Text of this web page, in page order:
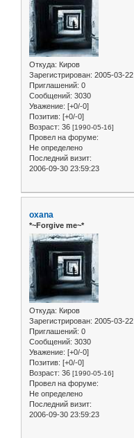
Откуда: Киров
Зарегистрирован: 2005-03-22
Приглашений: 0
Сообщений: 3030
Уважение: [+0/-0]
Позитив: [+0/-0]
Возраст: 36 [1990-05-16]
Провел на форуме:
Не определено
Последний визит:
2006-09-30 23:59:23
oxana
*~Forgive me~*
Откуда: Киров
Зарегистрирован: 2005-03-22
Приглашений: 0
Сообщений: 3030
Уважение: [+0/-0]
Позитив: [+0/-0]
Возраст: 36 [1990-05-16]
Провел на форуме:
Не определено
Последний визит:
2006-09-30 23:59:23